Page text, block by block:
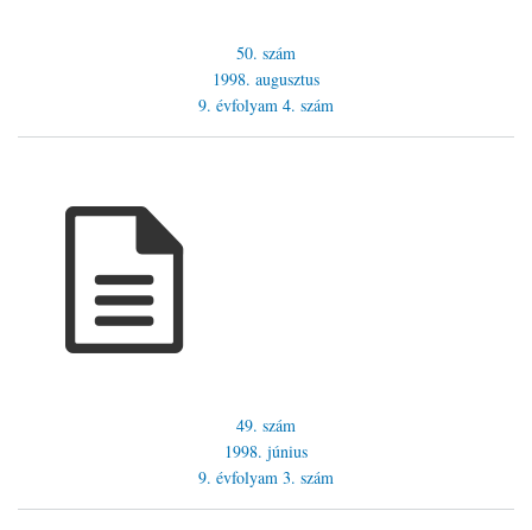
50. szám
1998. augusztus
9. évfolyam 4. szám
49. szám
1998. június
9. évfolyam 3. szám